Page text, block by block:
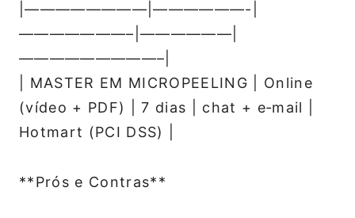
|————————|——————-|
———————–|——————|
—————————–|
| MASTER EM MICROPEELING | Online
(vídeo + PDF) | 7 dias | chat + e‑mail |
Hotmart (PCI DSS) |
**Prós e Contras**